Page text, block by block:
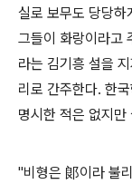
실로 보무도 당당하
그들이 화랑이라고
라는 김기흥 설을
리로 간주한다. 한
명시한 적은 없지
"비형은 郞이라 불